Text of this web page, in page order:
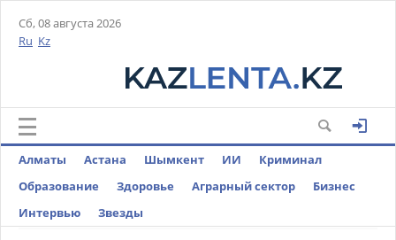
Сб, 08 августа 2026
Ru Kz
Алматы Астана Шымкент ИИ
Криминал
Образование
Здоровье Аграрный сектор
Бизнес
Интервью
Звезды